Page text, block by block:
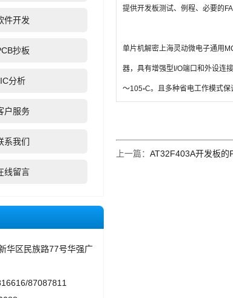
提供开发板测试、例程、必要的
单片机解密上海灵动微电子通用
器，具有增强型I/O端口和外设连
～105◦C。且多种省电工作模式保
上一篇： AT32F403A开发板的
件开发
抄板
IC分析
户服务
系我们
线留言
华区民族路77号华强广
87087811